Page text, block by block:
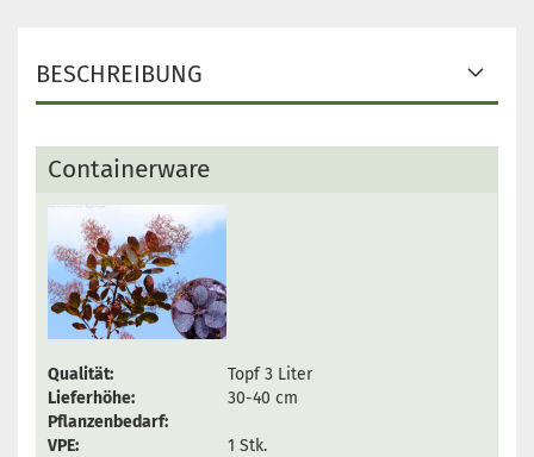
BESCHREIBUNG
Containerware
Qualität:
Topf 3 Liter
Lieferhöhe:
30-40 cm
Pflanzenbedarf:
VPE:
1 Stk.